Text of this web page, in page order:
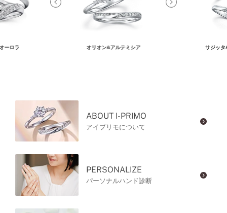
ーロラ オリオン&アルテミシア サジッタ
ABOUT I-PRIMO
アイプリモについて
PERSONALIZE
パーソナルハンド診断